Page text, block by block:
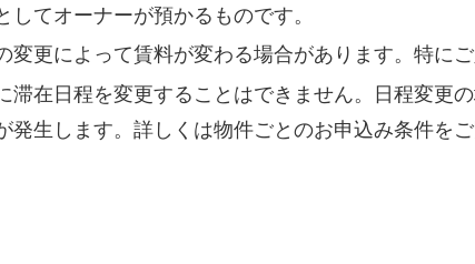
してオーナーが預かるものです。
変更によって賃料が変わる場合があります。特に
滞在日程を変更することはできません。日程変更
発生します。詳しくは物件ごとのお申込み条件をご